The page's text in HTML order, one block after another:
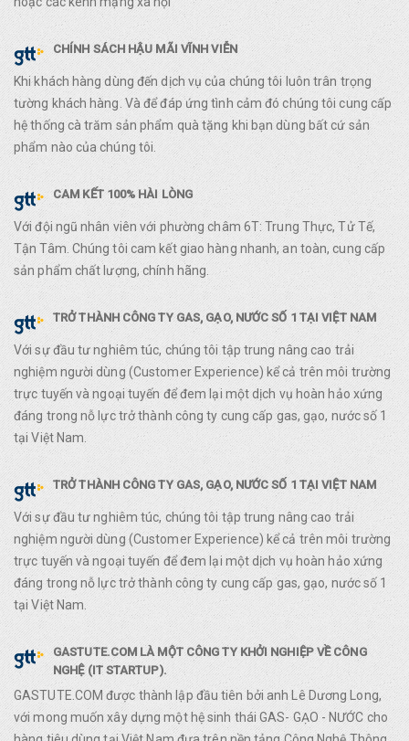
CHÍNH SÁCH HẬU MÃI VĨNH VIỄN
Khi khách hàng dùng đến dịch vụ của chúng tôi luôn trân trọng
tường khách hàng. Và để đáp ứng tình cảm đó chúng tôi cung cấp
hệ thống cà trăm sản phẩm quà tặng khi bạn dùng bất cứ sản
phẩm nào của chúng tôi.
CAM KẾT 100% HÀI LÒNG
Với đội ngũ nhân viên với phường châm 6T: Trung Thực, Tử Tế,
Tận Tâm. Chúng tôi cam kết giao hàng nhanh, an toàn, cung cấp
sản phẩm chất lượng, chính hãng.
TRỞ THÀNH CÔNG TY GAS, GẠO, NƯỚC SỐ 1 TẠI VIỆT NAM
Với sự đầu tư nghiêm túc, chúng tôi tập trung nâng cao trải
nghiệm người dùng (Customer Experience) kể cả trên môi trường
trực tuyến và ngoại tuyến để đem lại một dịch vụ hoàn hảo xứng
đáng trong nỗ lực trở thành công ty cung cấp gas, gạo, nước số 1
tại Việt Nam.
TRỞ THÀNH CÔNG TY GAS, GẠO, NƯỚC SỐ 1 TẠI VIỆT NAM
Với sự đầu tư nghiêm túc, chúng tôi tập trung nâng cao trải
nghiệm người dùng (Customer Experience) kể cả trên môi trường
trực tuyến và ngoại tuyến để đem lại một dịch vụ hoàn hảo xứng
đáng trong nỗ lực trở thành công ty cung cấp gas, gạo, nước số 1
tại Việt Nam.
GASTUTE.COM LÀ MỘT CÔNG TY KHỞI NGHIỆP VỀ CÔNG
NGHỆ (IT STARTUP).
GASTUTE.COM được thành lập đầu tiên bởi anh Lê Dương Long,
với mong muốn xây dựng một hệ sinh thái GAS- GẠO - NƯỚC cho